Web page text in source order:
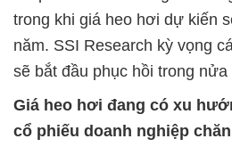
trong khi giá heo hơi dự kiến
năm. SSI Research kỳ vọng
sẽ bắt đầu phục hồi trong nửa
Giá heo hơi đang có xu
cổ phiếu doanh nghiệp